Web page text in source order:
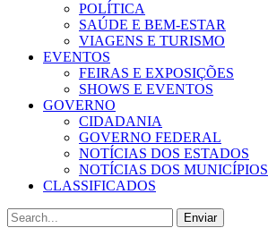
POLÍTICA
SAÚDE E BEM-ESTAR
VIAGENS E TURISMO
EVENTOS
FEIRAS E EXPOSIÇÕES
SHOWS E EVENTOS
GOVERNO
CIDADANIA
GOVERNO FEDERAL
NOTÍCIAS DOS ESTADOS
NOTÍCIAS DOS MUNICÍPIOS
CLASSIFICADOS
Enviar